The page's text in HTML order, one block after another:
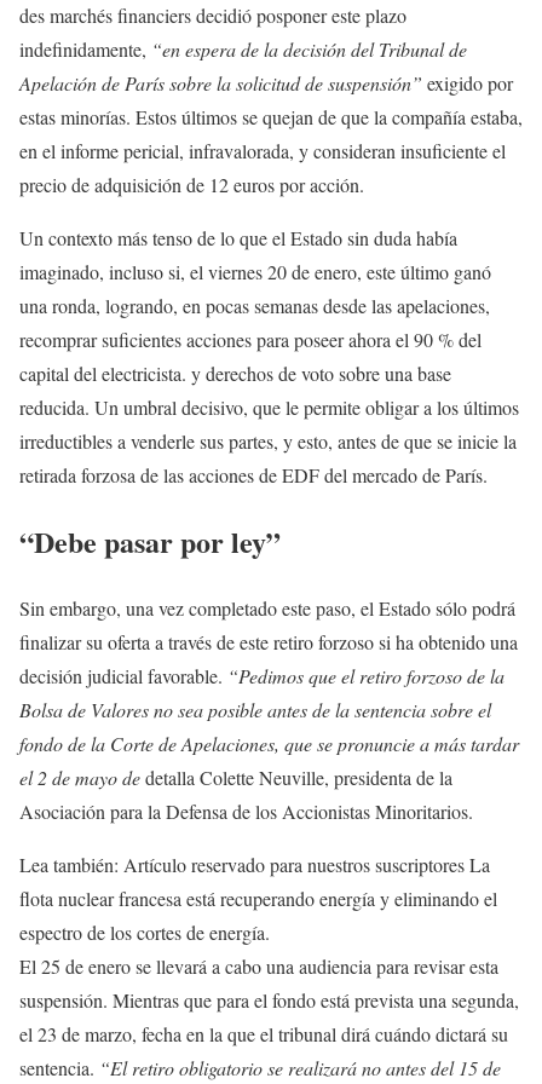
des marchés financiers decidió posponer este plazo
indefinidamente, “en espera de la decisión del Tribunal de
Apelación de París sobre la solicitud de suspensión” exigido por
estas minorías. Estos últimos se quejan de que la compañía estaba,
en el informe pericial, infravalorada, y consideran insuficiente el
precio de adquisición de 12 euros por acción.
Un contexto más tenso de lo que el Estado sin duda había
imaginado, incluso si, el viernes 20 de enero, este último ganó
una ronda, logrando, en pocas semanas desde las apelaciones,
recomprar suficientes acciones para poseer ahora el 90 % del
capital del electricista. y derechos de voto sobre una base
reducida. Un umbral decisivo, que le permite obligar a los últimos
irreductibles a venderle sus partes, y esto, antes de que se inicie la
retirada forzosa de las acciones de EDF del mercado de París.
“Debe pasar por ley”
Sin embargo, una vez completado este paso, el Estado sólo podrá
finalizar su oferta a través de este retiro forzoso si ha obtenido una
decisión judicial favorable. “Pedimos que el retiro forzoso de la
Bolsa de Valores no sea posible antes de la sentencia sobre el
fondo de la Corte de Apelaciones, que se pronuncie a más tardar
el 2 de mayo dedetalla Colette Neuville, presidenta de la
Asociación para la Defensa de los Accionistas Minoritarios.
Lea también: Artículo reservado para nuestros suscriptoresLa
flota nuclear francesa está recuperando energía y eliminando el
espectro de los cortes de energía.
El 25 de enero se llevará a cabo una audiencia para revisar esta
suspensión. Mientras que para el fondo está prevista una segunda,
el 23 de marzo, fecha en la que el tribunal dirá cuándo dictará su
sentencia. “El retiro obligatorio se realizará no antes del 15 de